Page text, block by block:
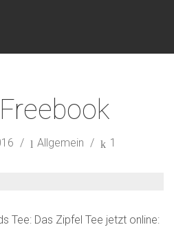
Allgemein 1
Tee: Das Zipfel Tee jetzt online: